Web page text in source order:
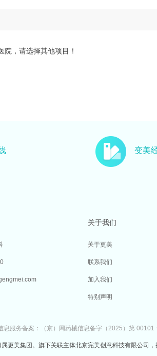
院，请选择其他项目！
变美
关于我们
关于更美
联系我们
加入我们
特别声明
息服务备案：（京）网药械信息备字（2025）第 00101
更美集团。旗下关联主体北京完美创意科技有限公司